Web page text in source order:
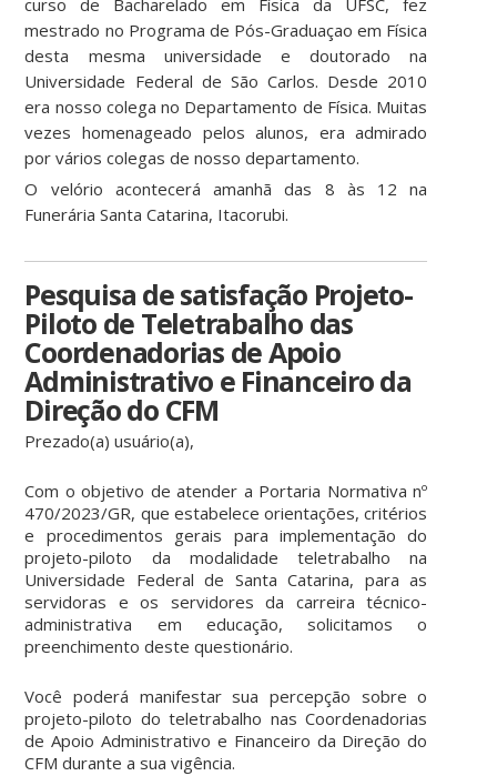
curso de Bacharelado em Física da UFSC, fez
mestrado no Programa de Pós-Graduaçao em Física
desta mesma universidade e doutorado na
Universidade Federal de São Carlos. Desde 2010
era nosso colega no Departamento de Física. Muitas
vezes homenageado pelos alunos, era admirado
por vários colegas de nosso departamento.
O velório acontecerá amanhã das 8 às 12 na
Funerária Santa Catarina, Itacorubi.
Pesquisa de satisfação Projeto-
Piloto de Teletrabalho das
Coordenadorias de Apoio
Administrativo e Financeiro da
Direção do CFM
Prezado(a) usuário(a),
Com o objetivo de atender a Portaria Normativa nº
470/2023/GR, que estabelece orientações, critérios
e procedimentos gerais para implementação do
projeto-piloto da modalidade teletrabalho na
Universidade Federal de Santa Catarina, para as
servidoras e os servidores da carreira técnico-
administrativa em educação, solicitamos o
preenchimento deste questionário.
Você poderá manifestar sua percepção sobre o
projeto-piloto do teletrabalho nas Coordenadorias
de Apoio Administrativo e Financeiro da Direção do
CFM durante a sua vigência.